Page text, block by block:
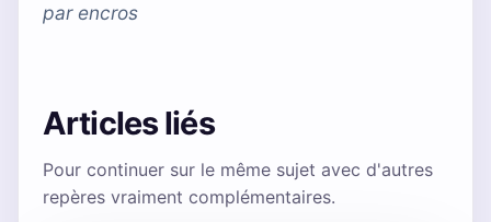
parencros
Articles liés
Pour continuer sur le même sujet avec d'autres
repères vraiment complémentaires.